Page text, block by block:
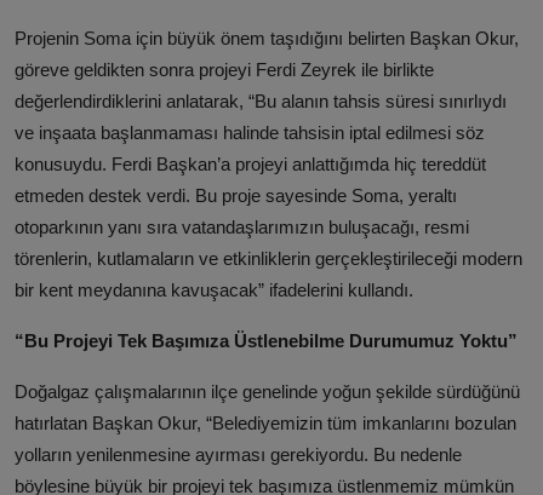
Projenin Soma için büyük önem taşıdığını belirten Başkan Okur,
göreve geldikten sonra projeyi Ferdi Zeyrek ile birlikte
değerlendirdiklerini anlatarak, “Bu alanın tahsis süresi sınırlıydı
ve inşaata başlanmaması halinde tahsisin iptal edilmesi söz
konusuydu. Ferdi Başkan’a projeyi anlattığımda hiç tereddüt
etmeden destek verdi. Bu proje sayesinde Soma, yeraltı
otoparkının yanı sıra vatandaşlarımızın buluşacağı, resmi
törenlerin, kutlamaların ve etkinliklerin gerçekleştirileceği modern
bir kent meydanına kavuşacak” ifadelerini kullandı.
“Bu Projeyi Tek Başımıza Üstlenebilme Durumumuz Yoktu”
Doğalgaz çalışmalarının ilçe genelinde yoğun şekilde sürdüğünü
hatırlatan Başkan Okur, “Belediyemizin tüm imkanlarını bozulan
yolların yenilenmesine ayırması gerekiyordu. Bu nedenle
böylesine büyük bir projeyi tek başımıza üstlenmemiz mümkün